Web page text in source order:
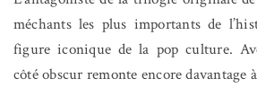
méchants les plus importants de
figure iconique de la pop culture.
côté obscur remonte encore davantage